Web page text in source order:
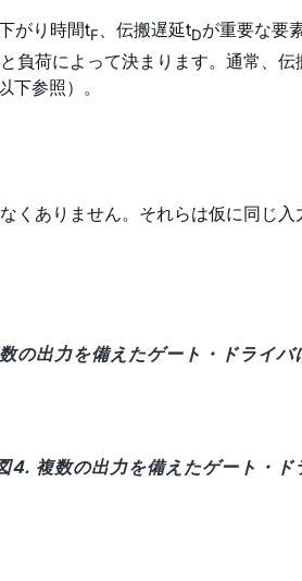
がり時間tF、伝搬遅延tDが重要な要
負荷によって決まります。通常、
参照）。
くありません。それらは仮に同じ
の出力を備えたゲート・ドライバ
4. 複数の出力を備えたゲート・ド